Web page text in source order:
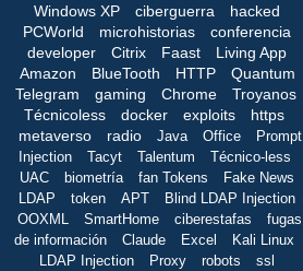
Windows XP
ciberguerra
hacked
PCWorld
microhistorias
conferencia
developer
Citrix Faast
Living App
Amazon
BlueTooth HTTP
Quantum
Telegram
gaming Chrome
Troyanos
Técnicoless
docker exploits
https
metaverso
radio Java Office
Prompt
Injection
Tacyt Talentum
Técnico-less
UAC
biometría fan Tokens
Fake News
LDAP
token APT
Blind LDAP Injection
OOXML
SmartHome ciberestafas
fugas
de información
Claude Excel
Kali Linux
LDAP Injection
Proxy robots
ssl